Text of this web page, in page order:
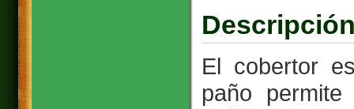
El cobertor
paño